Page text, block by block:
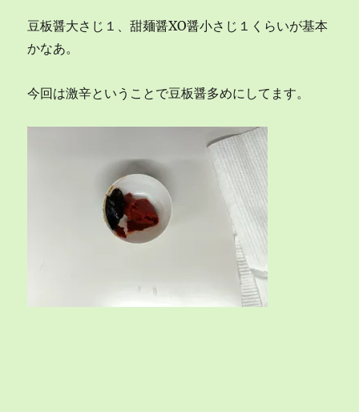
豆板醤大さじ１、甜麺醤XO醤小さじ１くらいが基本
かなあ。
今回は激辛ということで豆板醤多めにしてます。